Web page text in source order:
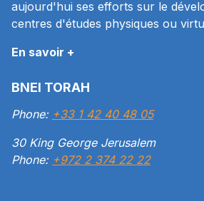
aujourd'hui ses efforts sur le
centres d'études physiques ou
En savoir +
BNEI TORAH
Phone: +33 1 42 40 48 05
30 King George Jerusalem
Phone: +972 2 374 22 22